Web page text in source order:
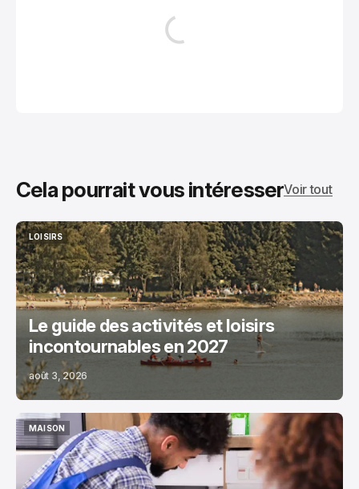
Cela pourrait vous intéresserVoir tout
LOISIRS
LOISIRS
Le guide des activités et loisirs
incontournables en 2027
août 3, 2026
MAISON
MAISON